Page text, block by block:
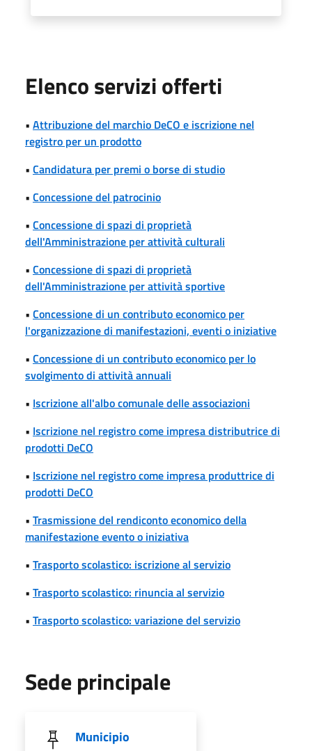
Elenco servizi offerti
• Attribuzione del marchio DeCO e iscrizione nel
registro per un prodotto
• Candidatura per premi o borse di studio
• Concessione del patrocinio
• Concessione di spazi di proprietà
dell'Amministrazione per attività culturali
• Concessione di spazi di proprietà
dell'Amministrazione per attività sportive
• Concessione di un contributo economico per
l'organizzazione di manifestazioni, eventi o iniziative
• Concessione di un contributo economico per lo
svolgimento di attività annuali
• Iscrizione all'albo comunale delle associazioni
• Iscrizione nel registro come impresa distributrice di
prodotti DeCO
• Iscrizione nel registro come impresa produttrice di
prodotti DeCO
• Trasmissione del rendiconto economico della
manifestazione evento o iniziativa
• Trasporto scolastico: iscrizione al servizio
• Trasporto scolastico: rinuncia al servizio
• Trasporto scolastico: variazione del servizio
Sede principale
Municipio